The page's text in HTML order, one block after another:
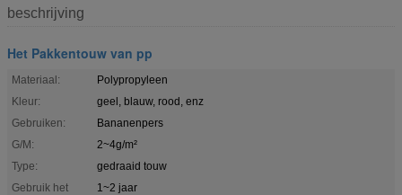
beschrijving
Het Pakkentouw van pp
Materiaal:
Polypropyleen
Kleur:
geel, blauw, rood, enz
Gebruiken:
Bananenpers
G/M:
2~4g/m²
Type:
gedraaid touw
Gebruik het
1~2 jaar